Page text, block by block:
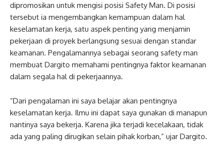
dipromosikan untuk mengisi posisi Safety Man. Di posisi
tersebut ia mengembangkan kemampuan dalam hal
keselamatan kerja, satu aspek penting yang menjamin
pekerjaan di proyek berlangsung sesuai dengan standar
keamanan. Pengalamannya sebagai seorang safety man
membuat Dargito memahami pentingnya faktor keamanan
dalam segala hal di pekerjaannya.
“Dari pengalaman ini saya belajar akan pentingnya
keselamatan kerja. Ilmu ini dapat saya gunakan di manapun
nantinya saya bekerja. Karena jika terjadi kecelakaan, tidak
ada yang paling dirugikan selain pihak korban,” ujar Dargito.